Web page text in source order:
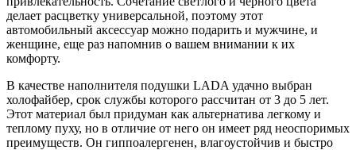
делает расцветку универсальной, поэтому этот
автомобильный аксессуар можно подарить и мужчине, и
женщине, еще раз напомнив о вашем внимании к их
комфорту.
В качестве наполнителя подушки LADA удачно выбран
холофайбер, срок службы которого рассчитан от 3 до 5 лет.
Этот материал был придуман как альтернатива легкому и
теплому пуху, но в отличие от него он имеет ряд неоспоримых
преимуществ. Он гиппоалергенен, влагоустойчив и быстро